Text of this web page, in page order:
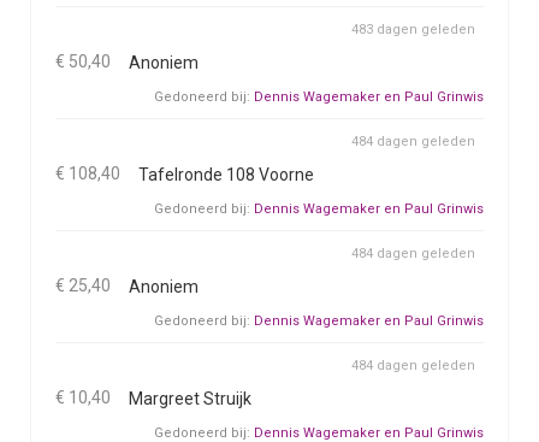
€ 50,40 Anoniem
483 dagen geleden
Gedoneerd bij: Dennis Wagemaker en Paul Grinwis
€ 108,40 Tafelronde 108 Voorne
484 dagen geleden
Gedoneerd bij: Dennis Wagemaker en Paul Grinwis
€ 25,40 Anoniem
484 dagen geleden
Gedoneerd bij: Dennis Wagemaker en Paul Grinwis
€ 10,40 Margreet Struijk
484 dagen geleden
Gedoneerd bij: Dennis Wagemaker en Paul Grinwis